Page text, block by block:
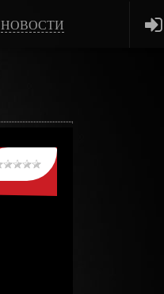
НОВОСТИ